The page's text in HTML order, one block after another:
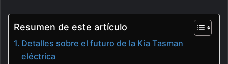
Resumen de este artículo
Detalles sobre el futuro de la Kia Tasman
eléctrica